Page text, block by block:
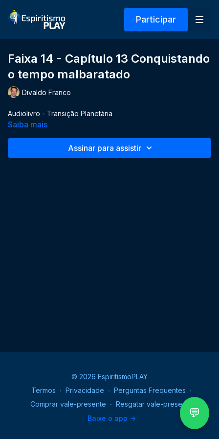
💬
Participar
Faixa 14 - Capítulo 13 Conquistando
o tempo malbaratado
Divaldo Franco
Audiolivro - Transição Planetária
Saiba mais
Assinar para assistir
© 2026 EspiritismoPLAY
Termos ∙ Privacidade ∙ Perguntas Frequentes ∙
Comprar vale-presente ∙ Resgatar vale-presente
Baixe o app ->